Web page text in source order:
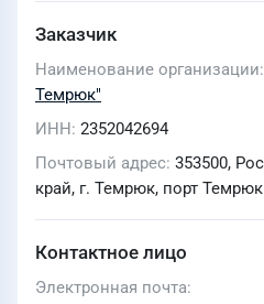
Заказчик
Наименование организации
Темрюк"
ИНН 2352042694
Почтовый адрес 353500,
край, г. Темрюк, порт Темрюк
Контактное лицо
Электронная почта